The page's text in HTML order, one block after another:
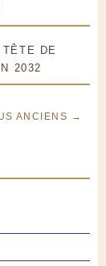
DE
2032
ANCIENS →